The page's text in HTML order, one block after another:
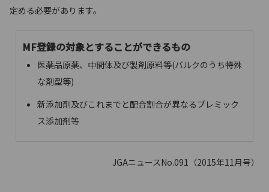
定める必要があります。
MF登録の対象とすることができるもの
医薬品原薬、中間体及び製剤原料等(バルクのうち特殊
な剤型等)
新添加剤及びこれまでと配合割合が異なるプレミック
ス添加剤等
JGAニュースNo.091 （2015年11 月号）